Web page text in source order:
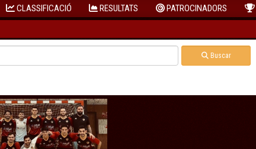
CLASSIFICACIÓ RESULTATS PATROCINADORS
Buscar